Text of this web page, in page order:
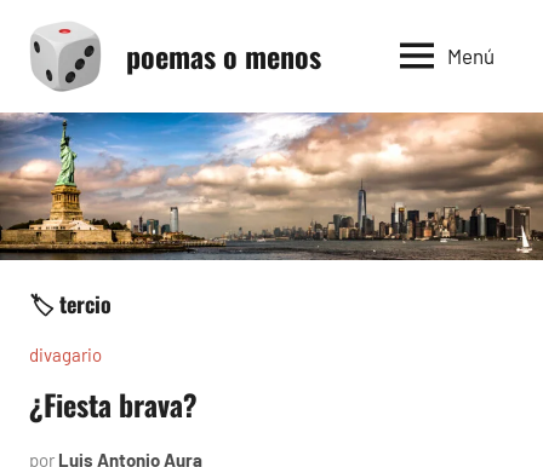
contenido
poemas o menos Menú
🏷️ tercio
divagario
¿Fiesta brava?
por Luis Antonio Aura